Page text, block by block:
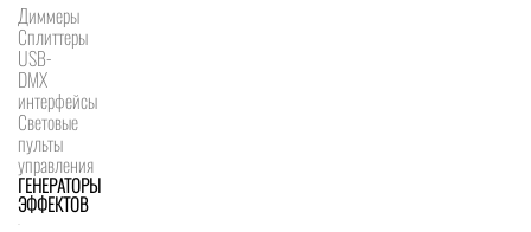
Диммеры
Сплиттеры
USB-
DMX
интерфейсы
Световые
пульты
управления
ГЕНЕРАТОРЫ
ЭФФЕКТОВ